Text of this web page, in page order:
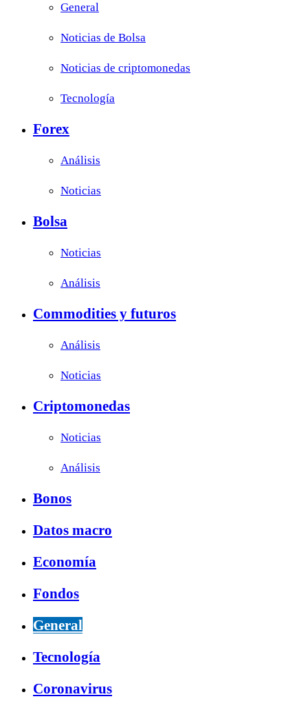
General
Noticias de Bolsa
Noticias de criptomonedas
Tecnología
Forex
Análisis
Noticias
Bolsa
Noticias
Análisis
Commodities y futuros
Análisis
Noticias
Criptomonedas
Noticias
Análisis
Bonos
Datos macro
Economía
Fondos
General
Tecnología
Coronavirus